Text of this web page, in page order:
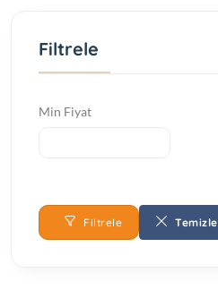
Filtrele
Min Fiyat
Filtrele Temizle